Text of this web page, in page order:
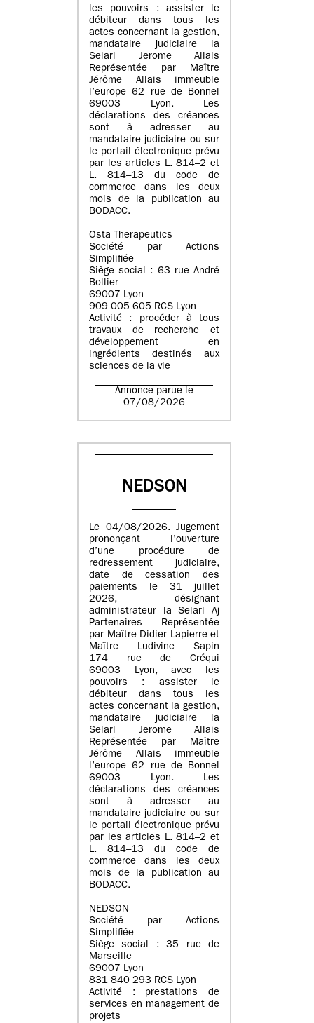
les pouvoirs : assister le
débiteur dans tous les
actes concernant la gestion,
mandataire judiciaire la
Selarl Jerome Allais
Représentée par Maître
Jérôme Allais immeuble
l’europe 62 rue de Bonnel
69003 Lyon. Les
déclarations des créances
sont à adresser au
mandataire judiciaire ou sur
le portail électronique prévu
par les articles L. 814–2 et
L. 814–13 du code de
commerce dans les deux
mois de la publication au
BODACC.
Osta Therapeutics
Société par Actions
Simplifiée
Siège social : 63 rue André
Bollier
69007 Lyon
909 005 605 RCS Lyon
Activité : procéder à tous
travaux de recherche et
développement en
ingrédients destinés aux
sciences de la vie
Annonce parue le
07/08/2026
NEDSON
Le 04/08/2026. Jugement
prononçant l’ouverture
d’une procédure de
redressement judiciaire,
date de cessation des
paiements le 31 juillet
2026, désignant
administrateur la Selarl Aj
Partenaires Représentée
par Maître Didier Lapierre et
Maître Ludivine Sapin
174 rue de Créqui
69003 Lyon, avec les
pouvoirs : assister le
débiteur dans tous les
actes concernant la gestion,
mandataire judiciaire la
Selarl Jerome Allais
Représentée par Maître
Jérôme Allais immeuble
l’europe 62 rue de Bonnel
69003 Lyon. Les
déclarations des créances
sont à adresser au
mandataire judiciaire ou sur
le portail électronique prévu
par les articles L. 814–2 et
L. 814–13 du code de
commerce dans les deux
mois de la publication au
BODACC.
NEDSON
Société par Actions
Simplifiée
Siège social : 35 rue de
Marseille
69007 Lyon
831 840 293 RCS Lyon
Activité : prestations de
services en management de
projets